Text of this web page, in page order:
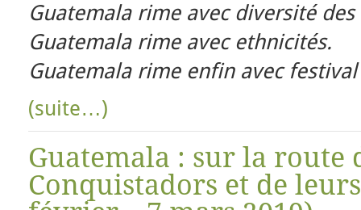
Guatemala rime avec diversité des
Guatemala rime avec ethnicités.
Guatemala rime enfin avec
(suite…)
Guatemala : sur la route
Conquistadors et de